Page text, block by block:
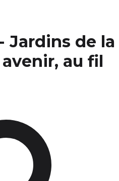
Jardins de la
au fil